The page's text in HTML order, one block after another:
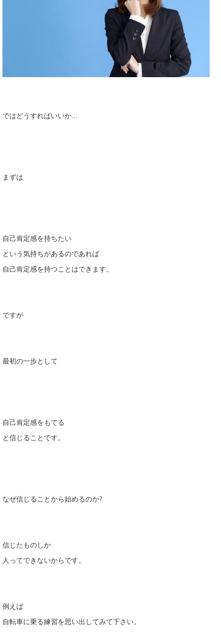
ではどうすればいいか…
まずは
自己肯定感を持ちたい
という気持ちがあるのであれば
自己肯定感を持つことはできます。
ですが
最初の一歩として
自己肯定感をもてる
と信じることです。
なぜ信じることから始めるのか?
信じたものしか
人ってできないからです。
例えば
自転車に乗る練習を思い出してみて下さい。